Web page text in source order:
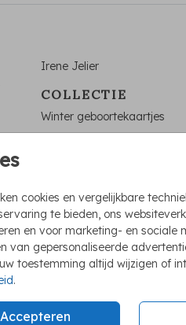
cookies en vergelijkbare
te bieden, ons
en voor marketing- en sociale
van gepersonaliseerde
toestemming altijd wijzigen of
.
Accepteren
Irene Jelier
COLLECTIE
Winter geboortekaartjes